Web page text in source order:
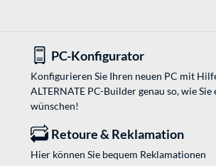
PC-Konfigurator
Konfigurieren Sie Ihren neuen PC mit
ALTERNATE PC-Builder genau so, wie Sie
wünschen!
Retoure & Reklamation
Hier können Sie bequem Reklamationen